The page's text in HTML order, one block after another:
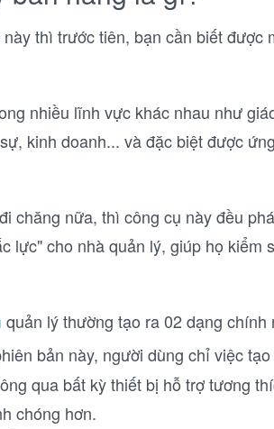
thì trước tiên, bạn cần biết được
nhiều lĩnh vực khác nhau như
kinh doanh... và đặc biệt được
chăng nữa, thì công cụ này đều
lực" cho nhà quản lý, giúp họ kiểm
quản lý thường tạo ra 02 dạng chính
bản này, người dùng chỉ việc
qua bất kỳ thiết bị hỗ trợ tương
chóng hơn.